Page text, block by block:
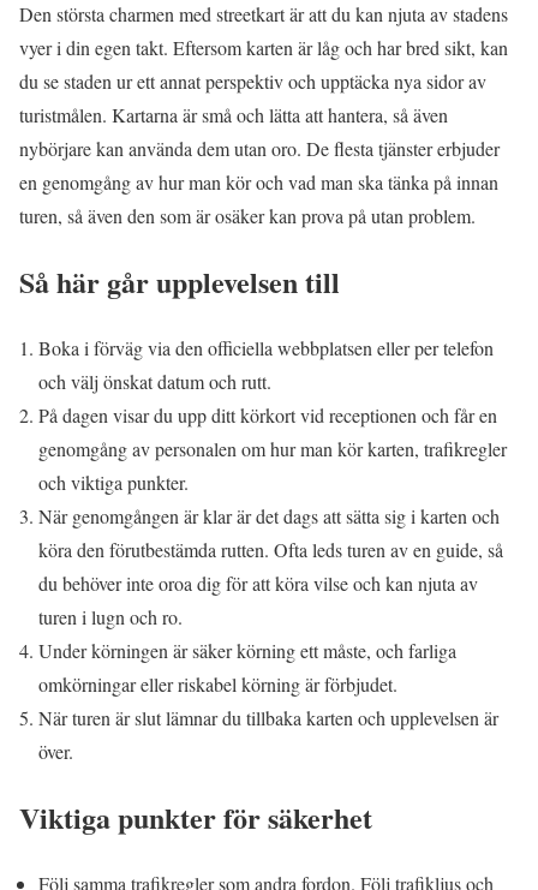
Den största charmen med streetkart är att du kan njuta av stadens
vyer i din egen takt. Eftersom karten är låg och har bred sikt, kan
du se staden ur ett annat perspektiv och upptäcka nya sidor av
turistmålen. Kartarna är små och lätta att hantera, så även
nybörjare kan använda dem utan oro. De flesta tjänster erbjuder
en genomgång av hur man kör och vad man ska tänka på innan
turen, så även den som är osäker kan prova på utan problem.
Så här går upplevelsen till
Boka i förväg via den officiella webbplatsen eller per telefon
och välj önskat datum och rutt.
På dagen visar du upp ditt körkort vid receptionen och får en
genomgång av personalen om hur man kör karten, trafikregler
och viktiga punkter.
När genomgången är klar är det dags att sätta sig i karten och
köra den förutbestämda rutten. Ofta leds turen av en guide, så
du behöver inte oroa dig för att köra vilse och kan njuta av
turen i lugn och ro.
Under körningen är säker körning ett måste, och farliga
omkörningar eller riskabel körning är förbjudet.
När turen är slut lämnar du tillbaka karten och upplevelsen är
över.
Viktiga punkter för säkerhet
Följ samma trafikregler som andra fordon. Följ trafikljus och